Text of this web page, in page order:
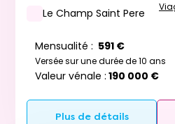
Le Champ Saint Pere
Mensualité : 591 €
Versée sur une durée de 10 ans
Valeur vénale : 190 000 €
Plus de détails